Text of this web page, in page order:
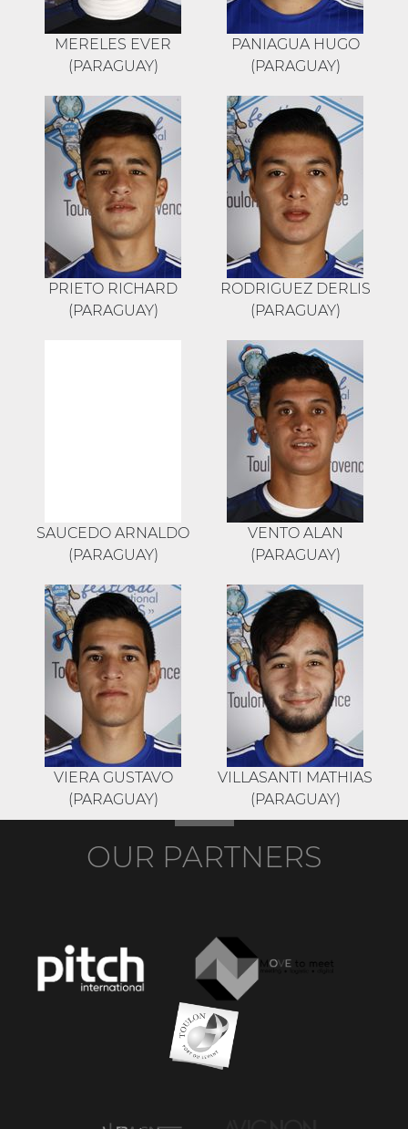
MERELES EVER
(PARAGUAY)
PANIAGUA HUGO
(PARAGUAY)
PRIETO RICHARD
(PARAGUAY)
RODRIGUEZ DERLIS
(PARAGUAY)
SAUCEDO ARNALDO
(PARAGUAY)
VENTO ALAN
(PARAGUAY)
VIERA GUSTAVO
(PARAGUAY)
VILLASANTI MATHIAS
(PARAGUAY)
OUR PARTNERS